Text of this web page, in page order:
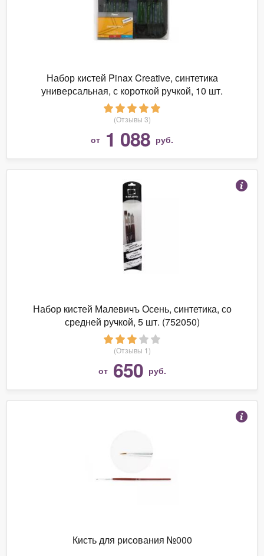
Набор кистей Pinax Creative, синтетика
универсальная, с короткой ручкой, 10 шт.
(Отзывы 3)
от 1 088 руб.
Набор кистей Малевичъ Осень, синтетика, со
средней ручкой, 5 шт. (752050)
(Отзывы 1)
от 650 руб.
Кисть для рисования №000